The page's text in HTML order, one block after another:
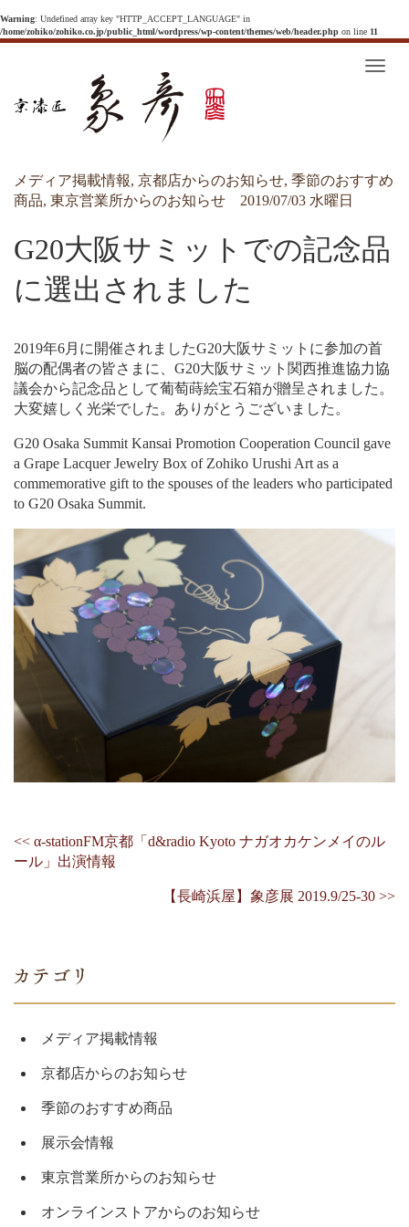
Warning: Undefined array key "HTTP_ACCEPT_LANGUAGE" in
/home/zohiko/zohiko.co.jp/public_html/wordpress/wp-content/themes/web/header.php on line 11
T
i
o
メディア掲載情報
京都店からのお知らせ
季節のおすすめ商品
展示会情報
東京営業所からのお知らせ
オンラインストアからのお知らせ
メディア掲載情報, 京都店からのお知らせ, 季節のおすすめ
商品, 東京営業所からのお知らせ 2019/07/03 水曜日
G20大阪サミットでの記念品
に選出されました
2019年6月に開催されましたG20大阪サミットに参加の首
脳の配偶者の皆さまに、G20大阪サミット関西推進協力協
議会から記念品として葡萄蒔絵宝石箱が贈呈されました。
大変嬉しく光栄でした。ありがとうございました。
G20 Osaka Summit Kansai Promotion Cooperation Council gave
a Grape Lacquer Jewelry Box of Zohiko Urushi Art as a
commemorative gift to the spouses of the leaders who participated
to G20 Osaka Summit.
<< α-stationFM京都「d&radio Kyoto ナガオカケンメイのル
ール」出演情報
【長崎浜屋】象彦展 2019.9/25-30 >>